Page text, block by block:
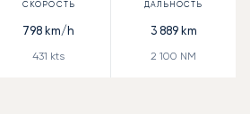
798 km/h
431 kts
3 889km
2 100 NM